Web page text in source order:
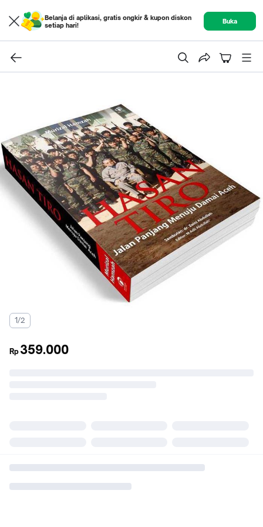
Belanja di aplikasi, gratis ongkir & kupon diskon
setiap hari!
Buka
1/2
Rp 359.000